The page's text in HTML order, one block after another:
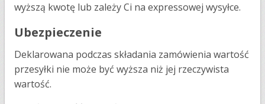
wyższą kwotę lub zależy Ci na expressowej wysyłce.
Ubezpieczenie
Deklarowana podczas składania zamówienia wartość
przesyłki nie może być wyższa niż jej rzeczywista
wartość.